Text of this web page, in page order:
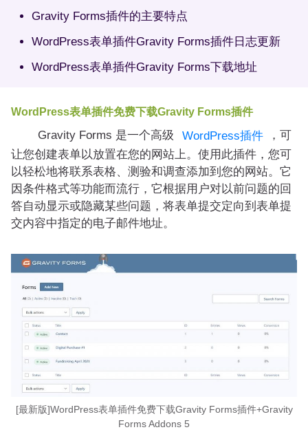
Gravity Forms插件的主要特点
WordPress表单插件Gravity Forms插件日志更新
WordPress表单插件Gravity Forms下载地址
WordPress表单插件免费下载Gravity Forms插件
Gravity Forms 是一个高级 WordPress插件
，可
让您创建表单以放置在您的网站上。使用此插件，您可
以轻松地将联系表格、测验和调查添加到您的网站。它
因条件格式等功能而流行，它根据用户对以前问题的回
答自动显示或隐藏某些问题，将表单提交定向到表单提
交内容中指定的电子邮件地址。
[最新版]WordPress表单插件免费下载Gravity Forms插件+Gravity
Forms Addons 5